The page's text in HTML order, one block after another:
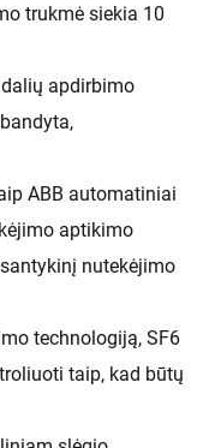
trukmė siekia 10
apdirbimo
ABB automatiniai
aptikimo
nutekėjimo
technologiją, SF6
taip, kad būtų